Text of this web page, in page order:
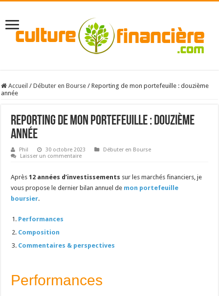
Accueil / Débuter en Bourse / Reporting de mon portefeuille : douzième
année
Reporting de mon portefeuille : douzième
année
Phil 30 octobre 2023
Débuter en Bourse
Laisser un commentaire
Après12 années d’investissements sur les marchés financiers, je
vous propose le dernier bilan annuel de mon portefeuille
boursier.
Performances
Composition
Commentaires & perspectives
Performances